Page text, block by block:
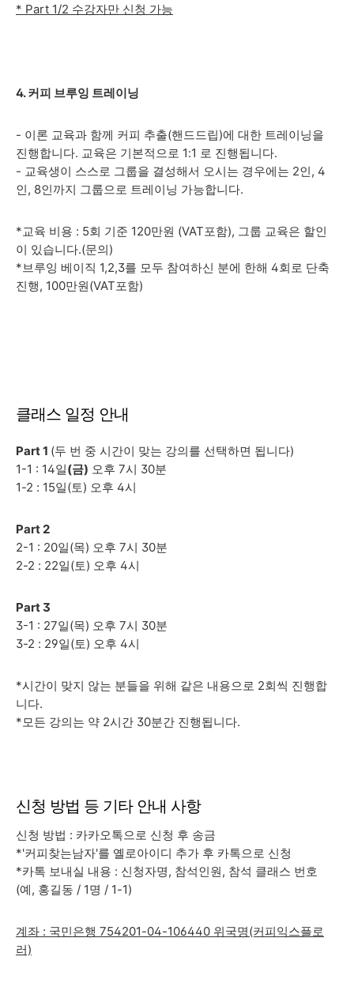
* Part 1/2 수강자만 신청 가능
4. 커피 브루잉 트레이닝
- 이론 교육과 함께 커피 추출(핸드드립)에 대한 트레이닝을
진행합니다. 교육은 기본적으로 1:1 로 진행됩니다.
- 교육생이 스스로 그룹을 결성해서 오시는 경우에는 2인, 4
인, 8인까지 그룹으로 트레이닝 가능합니다.
*교육 비용 : 5회 기준 120만원 (VAT포함), 그룹 교육은 할인
이 있습니다.(문의)
*브루잉 베이직 1,2,3를 모두 참여하신 분에 한해 4회로 단축
진행, 100만원(VAT포함)
클래스 일정 안내
Part 1 (두 번 중 시간이 맞는 강의를 선택하면 됩니다)
1-1 : 14일(금) 오후 7시 30분
1-2 : 15일(토) 오후 4시
Part 2
2-1 : 20일(목) 오후 7시 30분
2-2 : 22일(토) 오후 4시
Part 3
3-1 : 27일(목) 오후 7시 30분
3-2 : 29일(토) 오후 4시
*시간이 맞지 않는 분들을 위해 같은 내용으로 2회씩 진행합
니다.
*모든 강의는 약 2시간 30분간 진행됩니다.
신청 방법 등 기타 안내 사항
신청 방법 : 카카오톡으로 신청 후 송금
*'커피찾는남자'를 옐로아이디 추가 후 카톡으로 신청
*카톡 보내실 내용 : 신청자명, 참석인원, 참석 클래스 번호
(예, 홍길동 / 1명 / 1-1)
계좌 : 국민은행 754201-04-106440 위국명(커피익스플로
러)